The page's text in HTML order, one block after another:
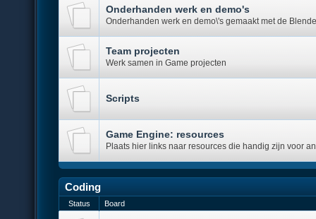
Onderhanden werk en demo's
Onderhanden werk en demo\'s gemaakt met de
Team projecten
Werk samen in Game projecten
Scripts
Game Engine: resources
Plaats hier links naar resources die handig zijn voor
Coding
Status Board